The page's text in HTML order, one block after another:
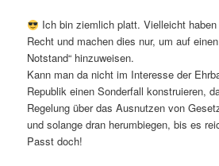
Ich bin ziemlich platt. Vielleicht
Recht und machen dies nur, um auf
Notstand“ hinzuweisen.
Kann man da nicht im Interesse der
Republik einen Sonderfall konstruieren,
Regelung über das Ausnutzen von
und solange dran herumbiegen, bis es
Passt doch!